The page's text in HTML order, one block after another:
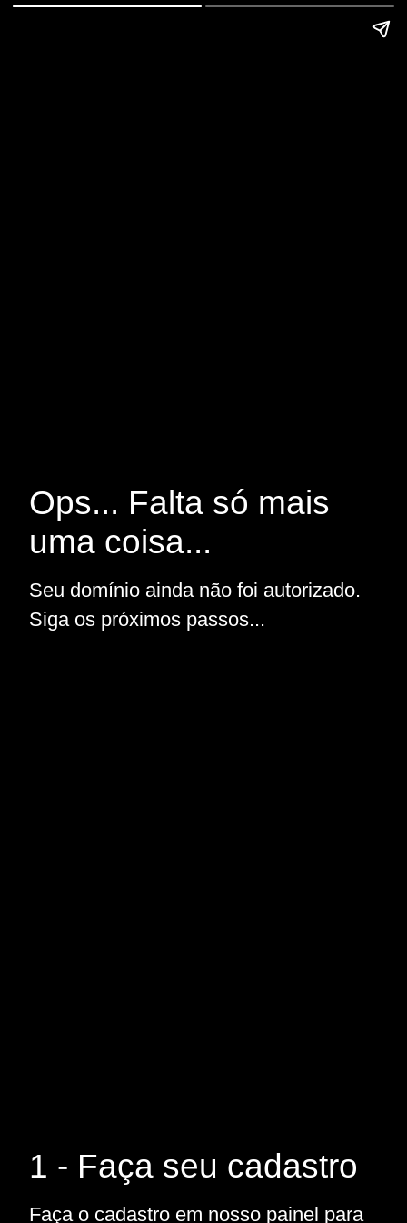
Ops... Falta só mais
uma coisa...
Seu domínio ainda não foi autorizado.
Siga os próximos passos...
1 - Faça seu cadastro
Faça o cadastro em nosso painel para